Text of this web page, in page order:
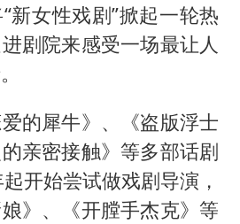
船舶避风项目停工 多地全力防台风
国编制完成新版全月地质图
深圳地面沉降致车辆损坏”不实
男子结婚8年发现3个女儿均非亲生
进开新局 实干挑大梁
新女性戏剧”掀起一轮热
剧院来感受一场最让人
的犀牛》、《盗版浮士
亲密接触》等多部话剧
开始尝试做戏剧导演，
》、《开膛手杰克》等